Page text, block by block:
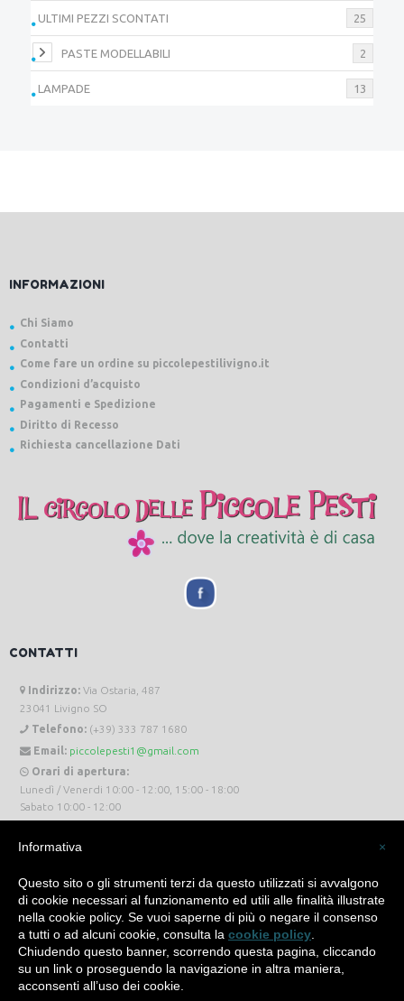
ULTIMI PEZZI SCONTATI 25
PASTE MODELLABILI 2
LAMPADE 13
INFORMAZIONI
Chi Siamo
Contatti
Come fare un ordine su piccolepestilivigno.it
Condizioni d’acquisto
Pagamenti e Spedizione
Diritto di Recesso
Richiesta cancellazione Dati
CONTATTI
Indirizzo: Via Ostaria, 487
23041 Livigno SO
Telefono: (+39) 333 787 1680
Email: piccolepesti1@gmail.com
Orari di apertura:
Lunedì / Venerdi 10:00 - 12:00, 15:00 - 18:00
Sabato 10:00 - 12:00
Piccole Pesti Livigno © 2024 Tutti i diritti riservati. -Privacy Policy-Cookie Policy
Made with bySìServices
×
Informativa
Questo sito o gli strumenti terzi da questo utilizzati si avvalgono
di cookie necessari al funzionamento ed utili alle finalità illustrate
nella cookie policy. Se vuoi saperne di più o negare il consenso
a tutti o ad alcuni cookie, consulta la cookie policy
Chiudendo questo banner, scorrendo questa pagina, cliccando
su un link o proseguendo la navigazione in altra maniera,
acconsenti all’uso dei cookie.